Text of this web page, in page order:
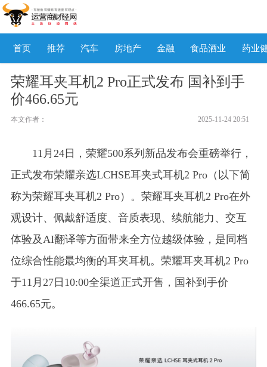
首页 推荐 汽车 房地产 金融 食品酒业 药业
荣耀耳夹耳机2 Pro正式发布 国补到手
价466.65元
本文作者： 2025-11-24 20:51
11月24日，荣耀500系列新品发布会重磅举行，
正式发布荣耀亲选LCHSE耳夹式耳机2 Pro（以下简
称为荣耀耳夹耳机2 Pro）。荣耀耳夹耳机2 Pro在外
观设计、佩戴舒适度、音质表现、续航能力、交互
体验及AI翻译等方面带来全方位越级体验，是同档
位综合性能最均衡的耳夹耳机。荣耀耳夹耳机2 Pro
于11月27日10:00全渠道正式开售，国补到手价
466.65元。